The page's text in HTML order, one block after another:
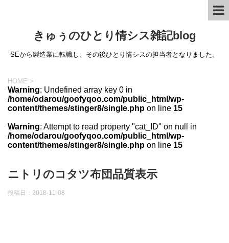
きゅぅのひとり情シス雑記blog
SEから製造業に転職し、その後ひとり情シスの担当者となりました。
HOME >
Warning: Undefined array key 0 in
/home/odarou/goofyqoo.com/public_html/wp-
content/themes/stinger8/single.php on line 15
Warning: Attempt to read property "cat_ID" on null in
/home/odarou/goofyqoo.com/public_html/wp-
content/themes/stinger8/single.php on line 15
ニトリのコタツ布団品質表示
投稿日： 2018-11-08